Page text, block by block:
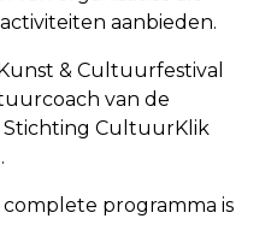
aanbieden.
& Cultuurfestival
van de
CultuurKlik
programma is